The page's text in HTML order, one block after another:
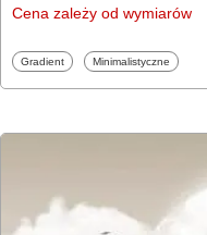
Cena zależy od wymiarów
Fototapety
Gradient Fototapety
Minimalistyczne